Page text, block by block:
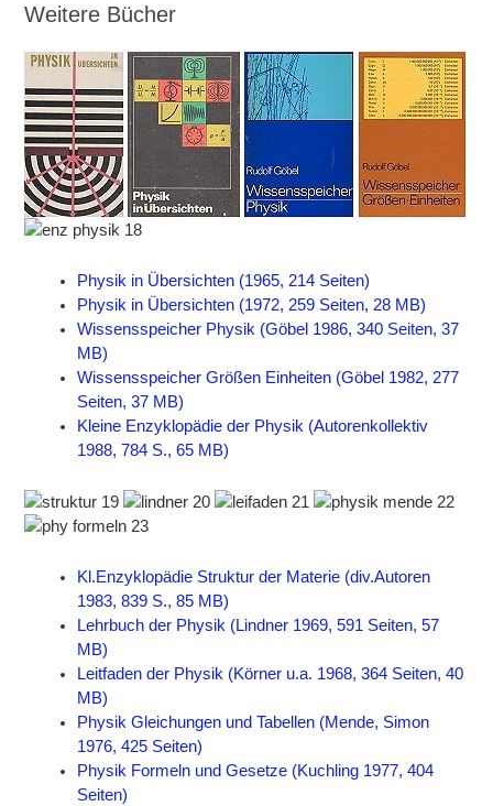
Weitere Bücher
Physik in Übersichten (1965, 214 Seiten)
Physik in Übersichten (1972, 259 Seiten, 28 MB)
Wissensspeicher Physik (Göbel 1986, 340 Seiten, 37
MB)
Wissensspeicher Größen Einheiten (Göbel 1982, 277
Seiten, 37 MB)
Kleine Enzyklopädie der Physik (Autorenkollektiv
1988, 784 S., 65 MB)
Kl.Enzyklopädie Struktur der Materie (div.Autoren
1983, 839 S., 85 MB)
Lehrbuch der Physik (Lindner 1969, 591 Seiten, 57
MB)
Leitfaden der Physik (Körner u.a. 1968, 364 Seiten, 40
MB)
Physik Gleichungen und Tabellen (Mende, Simon
1976, 425 Seiten)
Physik Formeln und Gesetze (Kuchling 1977, 404
Seiten)